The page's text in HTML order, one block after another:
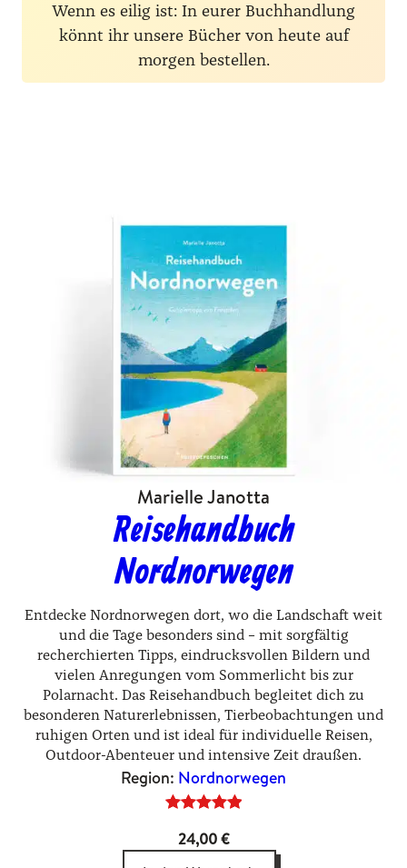
Wenn es eilig ist: In eurer Buchhandlung
könnt ihr unsere Bücher von heute auf
morgen bestellen.
Marielle Janotta
Reisehandbuch
Nordnorwegen
Entdecke Nordnorwegen dort, wo die Landschaft weit
und die Tage besonders sind – mit sorgfältig
recherchierten Tipps, eindrucksvollen Bildern und
vielen Anregungen vom Sommerlicht bis zur
Polarnacht. Das Reisehandbuch begleitet dich zu
besonderen Naturerlebnissen, Tierbeobachtungen und
ruhigen Orten und ist ideal für individuelle Reisen,
Outdoor-Abenteuer und intensive Zeit draußen.
Region: Nordnorwegen
mit5.00
24,00€